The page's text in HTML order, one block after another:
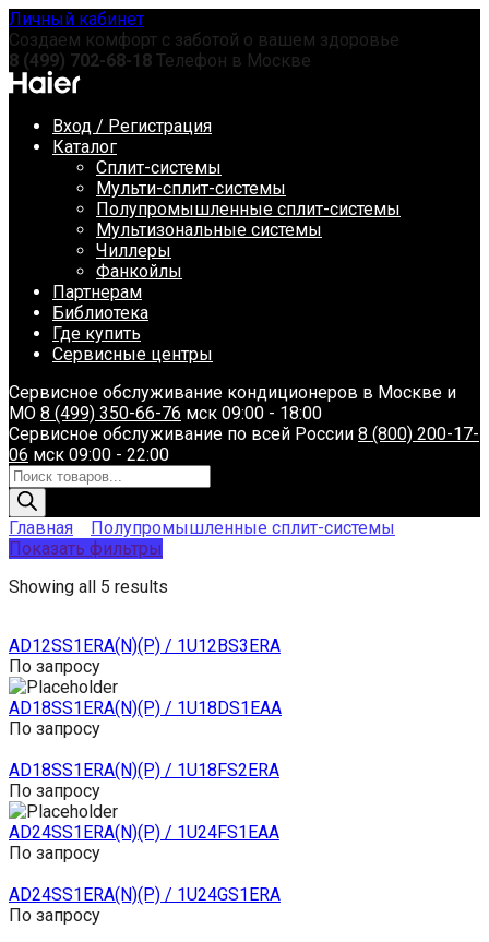
Перейти
к
содержанию
Личный кабинет
Создаем комфорт с заботой о вашем здоровье
8 (499) 702-68-18 Телефон в Москве
Вход / Регистрация
Каталог
Сплит-системы
Мульти-сплит-системы
Полупромышленные сплит-системы
Мультизональные системы
Чиллеры
Фанкойлы
Партнерам
Библиотека
Где купить
Сервисные центры
Сервисное обслуживание кондиционеров в Москве и
МО 8 (499) 350-66-76 мск 09:00 - 18:00
Сервисное обслуживание по всей России 8 (800) 200-17-
06 мск 09:00 - 22:00
Поиск
товаров
Главная
Полупромышленные сплит-системы
Показать фильтры
Showing all 5 results
AD12SS1ERA(N)(P) / 1U12BS3ERA
По запросу
AD18SS1ERA(N)(P) / 1U18DS1EAA
По запросу
AD18SS1ERA(N)(P) / 1U18FS2ERA
По запросу
AD24SS1ERA(N)(P) / 1U24FS1EAA
По запросу
AD24SS1ERA(N)(P) / 1U24GS1ERA
По запросу